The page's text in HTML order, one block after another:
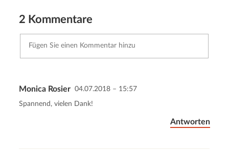
2 Kommentare
Abbrechen
Monica Rosier 04.07.2018 – 15:57
Spannend, vielen Dank!
Antworten